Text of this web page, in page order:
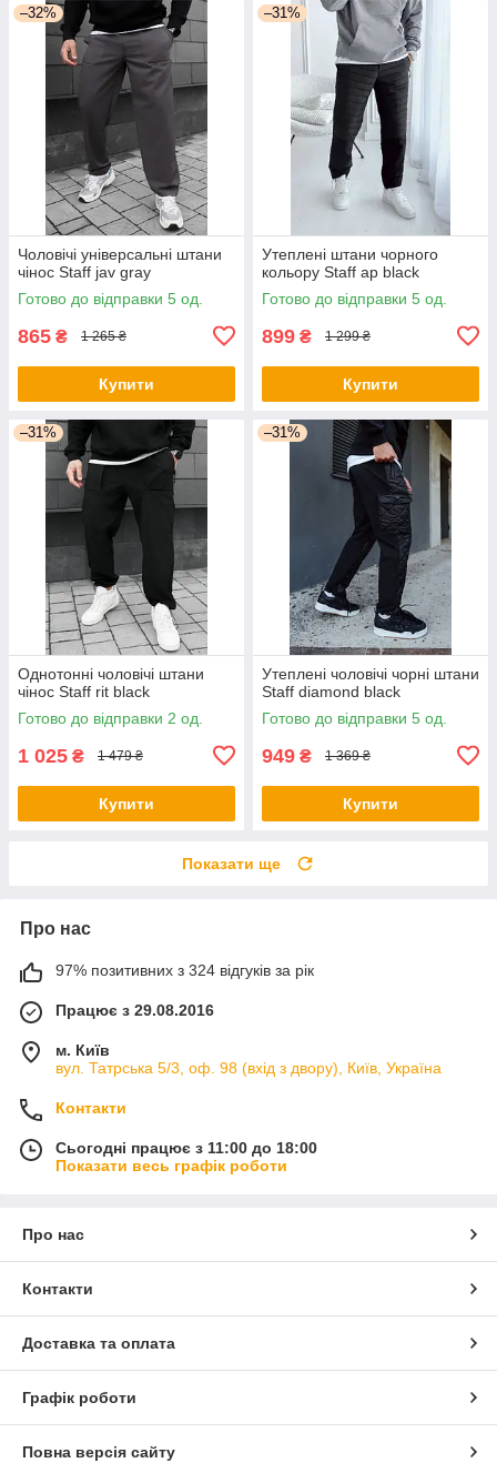
–32%
Чоловічі універсальні штани
чінос Staff jav gray
Готово до відправки 5 од.
865 ₴ 1 265 ₴
Купити
–31%
Утеплені штани чорного
кольору Staff ap black
Готово до відправки 5 од.
899 ₴ 1 299 ₴
Купити
–31%
Однотонні чоловічі штани
чінос Staff rit black
Готово до відправки 2 од.
1 025 ₴ 1 479 ₴
Купити
–31%
Утеплені чоловічі чорні штани
Staff diamond black
Готово до відправки 5 од.
949 ₴ 1 369 ₴
Купити
Показати ще
Про нас
97% позитивних з 324 відгуків за рік
Працює з 29.08.2016
м. Київ
вул. Татрська 5/3, оф. 98 (вхід з двору), Київ, Україна
Контакти
Сьогодні працює з 11:00 до 18:00
Показати весь графік роботи
Про нас
Контакти
Доставка та оплата
Графік роботи
Повна версія сайту